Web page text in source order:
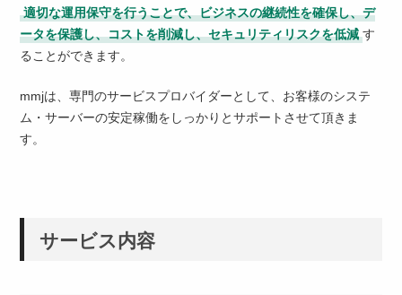
適切な運用保守を行うことで、ビジネスの継続性を確保し、デ
ータを保護し、コストを削減し、セキュリティリスクを低減 す
ることができます。
mmjは、専門のサービスプロバイダーとして、お客様のシステ
ム・サーバーの安定稼働をしっかりとサポートさせて頂きま
す。
サービス内容